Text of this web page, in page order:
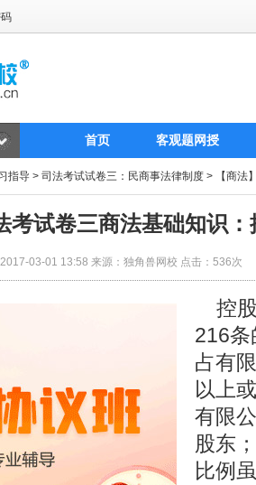
首页 客观题网授
指导 > 司法考试试卷三：民商事法律制度 > 【商法
考试卷三商法基础知识
2017-03-01 13:58 来源：独角兽网校 点击： 536次
控股
216
占有
以上
有限
股东
比例